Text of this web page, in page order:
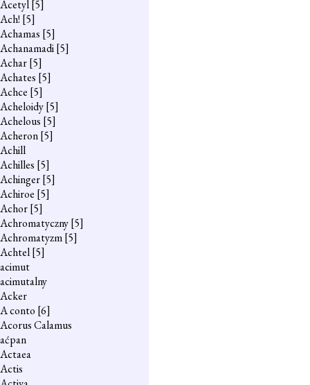
Acetyl[5]
Ach! [5]
Achamas [5]
Achanamadi[5]
Achar[5]
Achates [5]
Achce [5]
Acheloidy[5]
Achelous [5]
Acheron[5]
Achill
Achilles [5]
Achinger[5]
Achiroe [5]
Achor[5]
Achromatyczny[5]
Achromatyzm[5]
Achtel[5]
acimut
acimutalny
Acker
A conto [6]
Acorus Calamus
aćpan
Actaea
Actis